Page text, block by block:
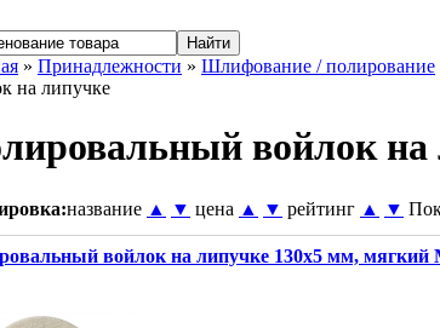
» Принадлежности » Шлифование / полирование
на липучке
войлок на
название ▲ ▼ цена ▲ ▼ рейтинг ▲ ▼
войлок на липучке 130x5 мм, мягкий